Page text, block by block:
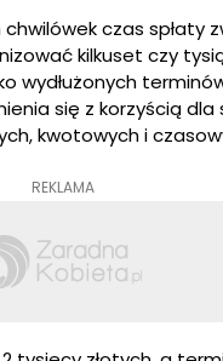
czas spłaty
kilkuset czy
wydłużonych
się z korzyścią
kwotowych i
REKLAMA